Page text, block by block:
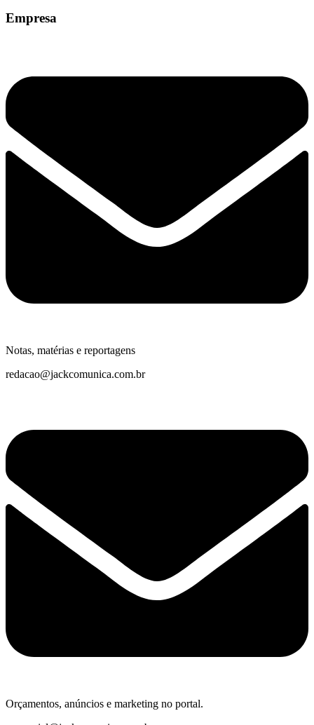
Empresa
Notas, matérias e reportagens
redacao@jackcomunica.com.br
Orçamentos, anúncios e marketing no portal.